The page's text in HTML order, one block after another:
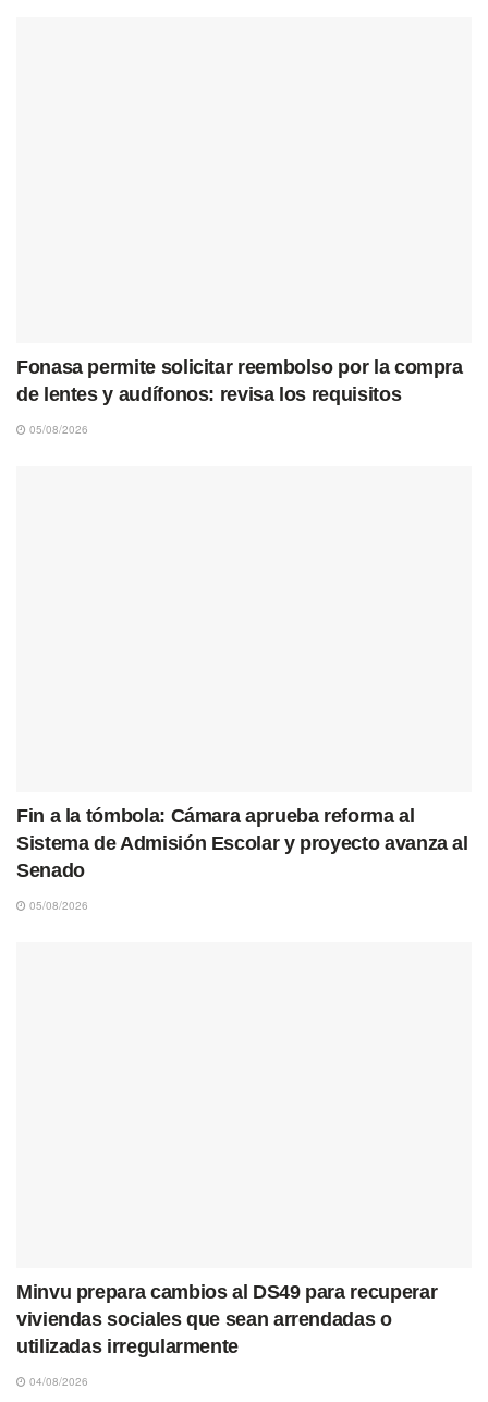
Fonasa permite solicitar reembolso por la compra
de lentes y audífonos: revisa los requisitos
05/08/2026
Fin a la tómbola: Cámara aprueba reforma al
Sistema de Admisión Escolar y proyecto avanza al
Senado
05/08/2026
Minvu prepara cambios al DS49 para recuperar
viviendas sociales que sean arrendadas o
utilizadas irregularmente
04/08/2026